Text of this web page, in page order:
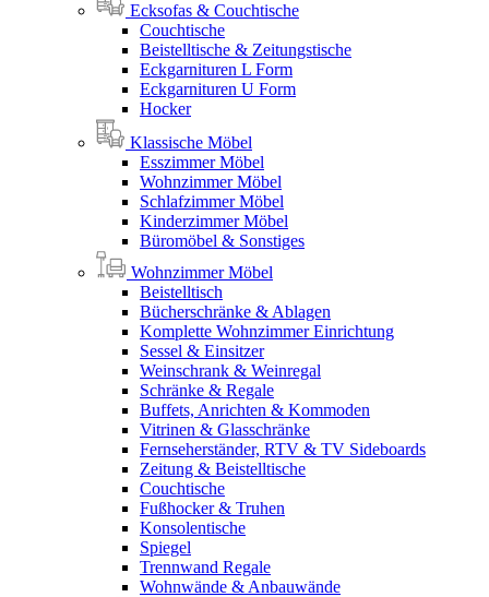
Ecksofas & Couchtische
Couchtische
Beistelltische & Zeitungstische
Eckgarnituren L Form
Eckgarnituren U Form
Hocker
Klassische Möbel
Esszimmer Möbel
Wohnzimmer Möbel
Schlafzimmer Möbel
Kinderzimmer Möbel
Büromöbel & Sonstiges
Wohnzimmer Möbel
Beistelltisch
Bücherschränke & Ablagen
Komplette Wohnzimmer Einrichtung
Sessel & Einsitzer
Weinschrank & Weinregal
Schränke & Regale
Buffets, Anrichten & Kommoden
Vitrinen & Glasschränke
Fernseherständer, RTV & TV Sideboards
Zeitung & Beistelltische
Couchtische
Fußhocker & Truhen
Konsolentische
Spiegel
Trennwand Regale
Wohnwände & Anbauwände